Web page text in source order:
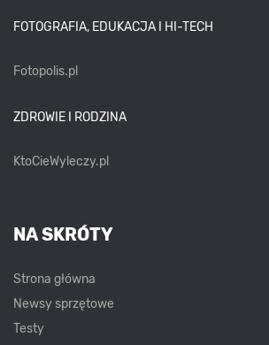
FOTOGRAFIA, EDUKACJA I HI-TECH
Fotopolis.pl
ZDROWIE I RODZINA
KtoCieWyleczy.pl
NA SKRÓTY
Strona główna
Newsy sprzętowe
Testy